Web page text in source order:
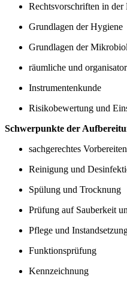
Rechtsvorschriften in der
Grundlagen der Hygiene
Grundlagen der
räumliche und
Instrumentenkunde
Risikobewertung und
Schwerpunkte der
sachgerechtes Vorbereiten
Reinigung und
Spülung und Trocknung
Prüfung auf Sauberkeit
Pflege und
Funktionsprüfung
Kennzeichnung